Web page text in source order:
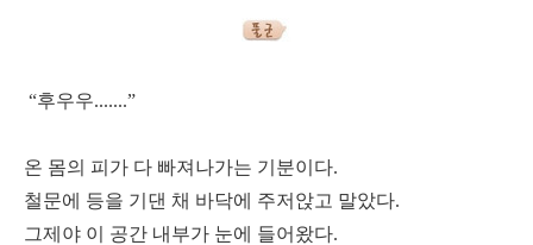
“후우우.......”
온 몸의 피가 다 빠져나가는 기분이다.
철문에 등을 기댄 채 바닥에 주저앉고 말았다.
그제야 이 공간 내부가 눈에 들어왔다.